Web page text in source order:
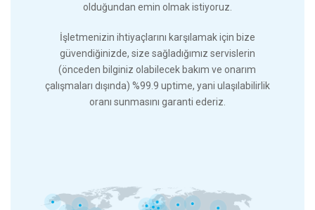
olduğundan emin olmak istiyoruz.
İşletmenizin ihtiyaçlarını karşılamak için bize
güvendiğinizde, size sağladığımız servislerin
(önceden bilginiz olabilecek bakım ve onarım
çalışmaları dışında) %99.9 uptime, yani ulaşılabilirlik
oranı sunmasını garanti ederiz.